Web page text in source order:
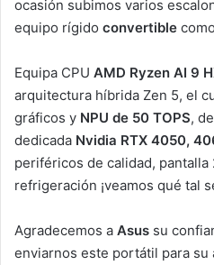
ocasión subimos varios
equipo rígido convertible
Equipa CPU AMD Ryzen AI 9
arquitectura híbrida Zen 5, el
gráficos y NPU de 50 TOPS,
dedicada Nvidia RTX 4050,
periféricos de calidad, pantalla
refrigeración ¡veamos qué tal
Agradecemos a Asus su
enviarnos este portátil para su